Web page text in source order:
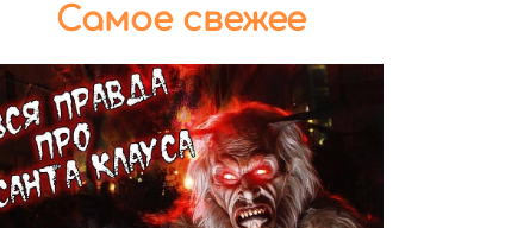
Самое свежее